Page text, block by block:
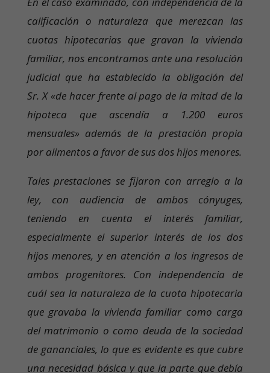
calificación o naturaleza que merezcan las
cuotas hipotecarias que gravan la vivienda
familiar, nos encontramos ante una resolución
judicial que ha establecido la obligación del
Sr. X «de hacer frente al pago de la mitad de la
hipoteca que ascendía a 1.200 euros
mensuales» además de la prestación propia
por alimentos a favor de sus dos hijos menores.
Tales prestaciones se fijaron con arreglo a la
ley, con audiencia de ambos cónyuges,
teniendo en cuenta el interés familiar,
especialmente el superior interés de los dos
hijos menores, y en atención a los ingresos de
ambos progenitores. Con independencia de
cuál sea la naturaleza de la cuota hipotecaria
que gravaba la vivienda familiar como carga
del matrimonio o como deuda de la sociedad
de gananciales, lo que es evidente es que cubre
una necesidad básica y que la parte que debía